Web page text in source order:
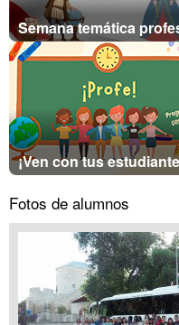
Semana temática
¡Ven con tus
Fotos de alumnos